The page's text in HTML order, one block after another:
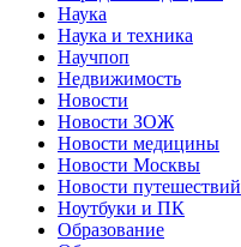
Наука
Наука и техника
Научпоп
Недвижимость
Новости
Новости ЗОЖ
Новости медицины
Новости Москвы
Новости путешествий
Ноутбуки и ПК
Образование